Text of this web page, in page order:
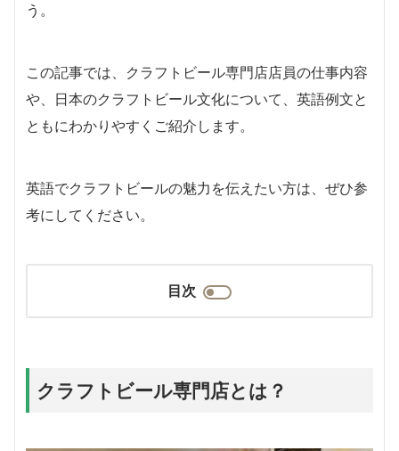
う。
この記事では、クラフトビール専門店店員の仕事内容
や、日本のクラフトビール文化について、英語例文と
ともにわかりやすくご紹介します。
英語でクラフトビールの魅力を伝えたい方は、ぜひ参
考にしてください。
目次
クラフトビール専門店とは？